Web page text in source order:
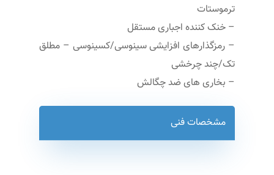
مشخصات فنی
ترموستات
– خنک کننده اجباری مستقل
– رمزگذارهای افزایشی سینوسی/کسینوسی – مطلق
تک/چند چرخشی
– بخاری های ضد چگالش